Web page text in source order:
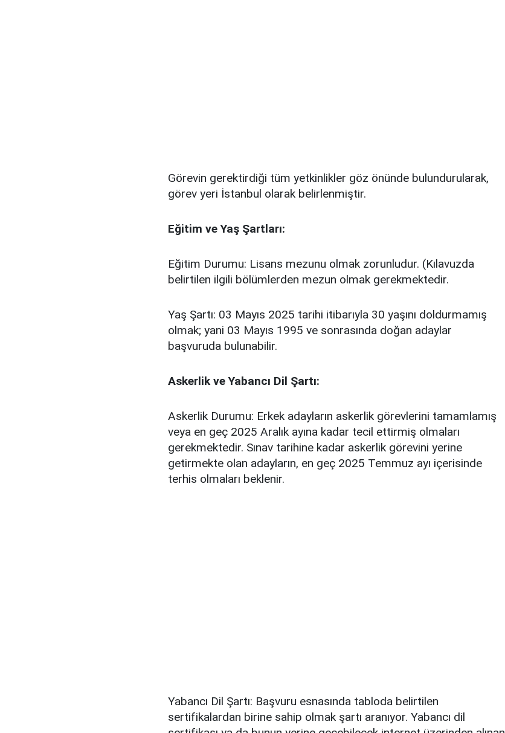
Görevin gerektirdiği tüm yetkinlikler göz önünde bulundurularak,
görev yeri İstanbul olarak belirlenmiştir.
Eğitim ve Yaş Şartları:
Eğitim Durumu: Lisans mezunu olmak zorunludur. (Kılavuzda
belirtilen ilgili bölümlerden mezun olmak gerekmektedir.
Yaş Şartı: 03 Mayıs 2025 tarihi itibarıyla 30 yaşını doldurmamış
olmak; yani 03 Mayıs 1995 ve sonrasında doğan adaylar
başvuruda bulunabilir.
Askerlik ve Yabancı Dil Şartı:
Askerlik Durumu: Erkek adayların askerlik görevlerini tamamlamış
veya en geç 2025 Aralık ayına kadar tecil ettirmiş olmaları
gerekmektedir. Sınav tarihine kadar askerlik görevini yerine
getirmekte olan adayların, en geç 2025 Temmuz ayı içerisinde
terhis olmaları beklenir.
Yabancı Dil Şartı: Başvuru esnasında tabloda belirtilen
sertifikalardan birine sahip olmak şartı aranıyor. Yabancı dil